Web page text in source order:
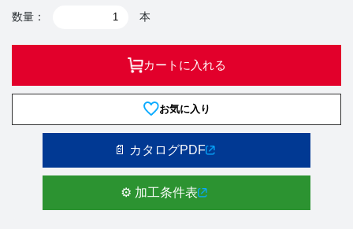
数量： 本
カートに入れる
お気に入り
📄 カタログPDF
⚙️ 加工条件表